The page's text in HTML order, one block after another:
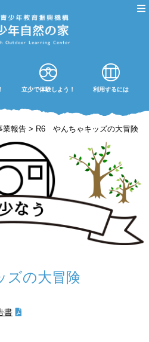
立少で体験しよう！ 利用するには
業報告 > R6 やんちゃキッズの大冒険
の大冒険
書